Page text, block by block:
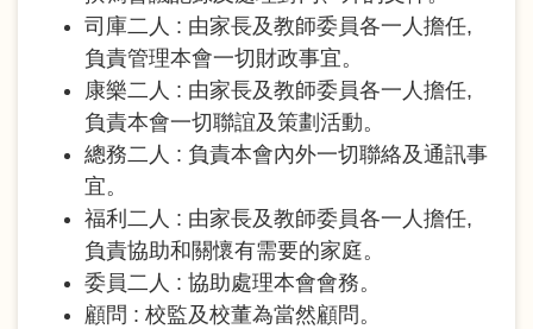
司庫二人 : 由家長及教師委員各一人擔任,
負責管理本會一切財政事宜。
康樂二人 : 由家長及教師委員各一人擔任,
負責本會一切聯誼及策劃活動。
總務二人 : 負責本會內外一切聯絡及通訊事
宜。
福利二人 : 由家長及教師委員各一人擔任,
負責協助和關懷有需要的家庭。
委員二人 : 協助處理本會會務。
顧問 : 校監及校董為當然顧問。